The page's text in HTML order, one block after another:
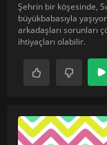
Şehrin bir köşesinde,
büyükbabasıyla
arkadaşları sorunları
ihtiyaçları olabilir.